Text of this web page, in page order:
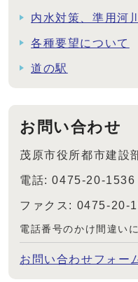
内水対策、準用河
各種要望について
道の駅
お問い合わせ
茂原市役所都市建設
電話: 0475-20-1536
ファクス: 0475-20-
電話番号のかけ間違い
お問い合わせフォー